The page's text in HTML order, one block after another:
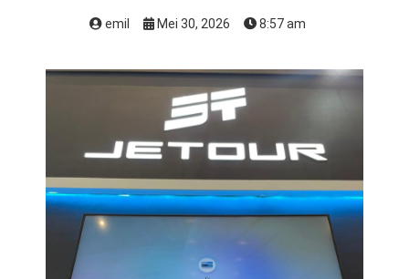
emil Mei 30, 2026 8:57 am